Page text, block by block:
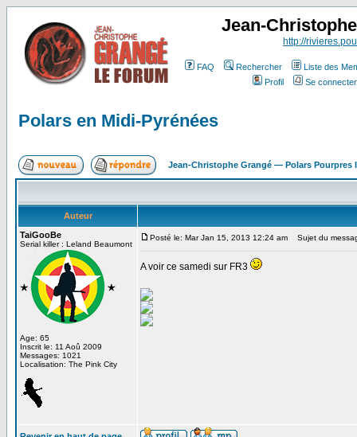
Jean-
http://
FAQ Rechercher
Liste des
Profil
Se
Polars en Midi-Pyrénées
Jean-Christophe Grangé — Polars Pourpres
Auteur
TaiGooBe
Serial killer : Leland Beaumont
Age: 65
Inscrit le: 11 Aoû 2009
Messages: 1021
Localisation: The Pink City
Posté le: Mar Jan 15, 2013 12:24 am Sujet du
A voir ce samedi sur FR3